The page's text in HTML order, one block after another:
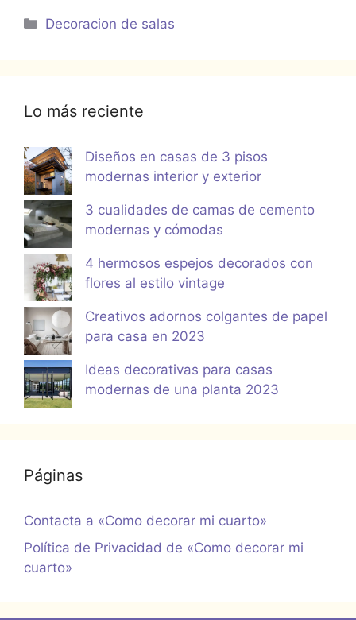
Categorías
Decoracion de salas
Lo más reciente
Diseños en casas de 3 pisos
modernas interior y exterior
3 cualidades de camas de cemento
modernas y cómodas
4 hermosos espejos decorados con
flores al estilo vintage
Creativos adornos colgantes de papel
para casa en 2023
Ideas decorativas para casas
modernas de una planta 2023
Páginas
Contacta a «Como decorar mi cuarto»
Política de Privacidad de «Como decorar mi
cuarto»